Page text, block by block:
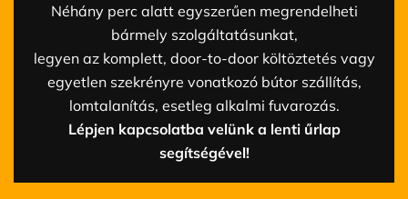
Néhány perc alatt egyszerűen megrendelheti
bármely szolgáltatásunkat,
legyen az komplett, door-to-door költöztetés vagy
egyetlen szekrényre vonatkozó bútor szállítás,
lomtalanítás, esetleg alkalmi fuvarozás.
Lépjen kapcsolatba velünk a lenti űrlap
segítségével!